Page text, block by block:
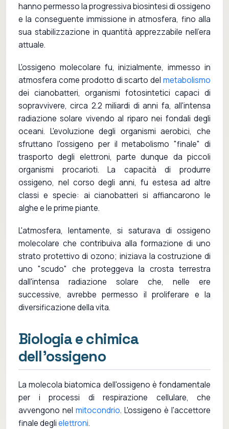
hanno permesso la progressiva biosintesi di ossigeno
e la conseguente immissione in atmosfera, fino alla
sua stabilizzazione in quantità apprezzabile nell'era
attuale.
L'ossigeno molecolare fu, inizialmente, immesso in
atmosfera come prodotto di scarto del metabolismo
dei cianobatteri, organismi fotosintetici capaci di
sopravvivere, circa 2.2 miliardi di anni fa, all'intensa
radiazione solare vivendo al riparo nei fondali degli
oceani. L'evoluzione degli organismi aerobici, che
sfruttano l'ossigeno per il metabolismo "finale" di
trasporto degli elettroni, parte dunque da piccoli
organismi procarioti. La capacità di produrre
ossigeno, nel corso degli anni, fu estesa ad altre
classi e specie: ai cianobatteri si affiancarono le
alghe e le prime piante.
L'atmosfera, lentamente, si saturava di ossigeno
molecolare che contribuiva alla formazione di uno
strato protettivo di ozono; iniziava la costruzione di
uno "scudo" che proteggeva la crosta terrestra
dall'intensa radiazione solare che, nelle ere
successive, avrebbe permesso il proliferare e la
diversificazione della vita.
Biologia e chimica
dell'ossigeno
La molecola biatomica dell'ossigeno è fondamentale
per i processi di respirazione cellulare, che
avvengono nel mitocondrio. L'ossigeno è l'accettore
finale deglielettroni.